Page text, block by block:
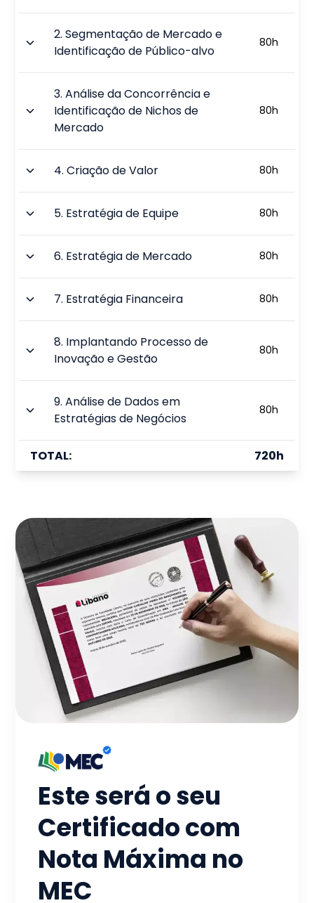
2.Segmentação de Mercado e
Identificação de Público-alvo
80h
3.Análise da Concorrência e
Identificação de Nichos de
Mercado
80h
4.Criação de Valor 80h
5. Estratégia de Equipe 80h
6. Estratégia de Mercado 80h
7. Estratégia Financeira 80h
8. Implantando Processo de
Inovação e Gestão
80h
9.Análise de Dados em
Estratégias de Negócios
80h
TOTAL: 720h
Este será o seu
Certificado com
Nota Máxima no
MEC